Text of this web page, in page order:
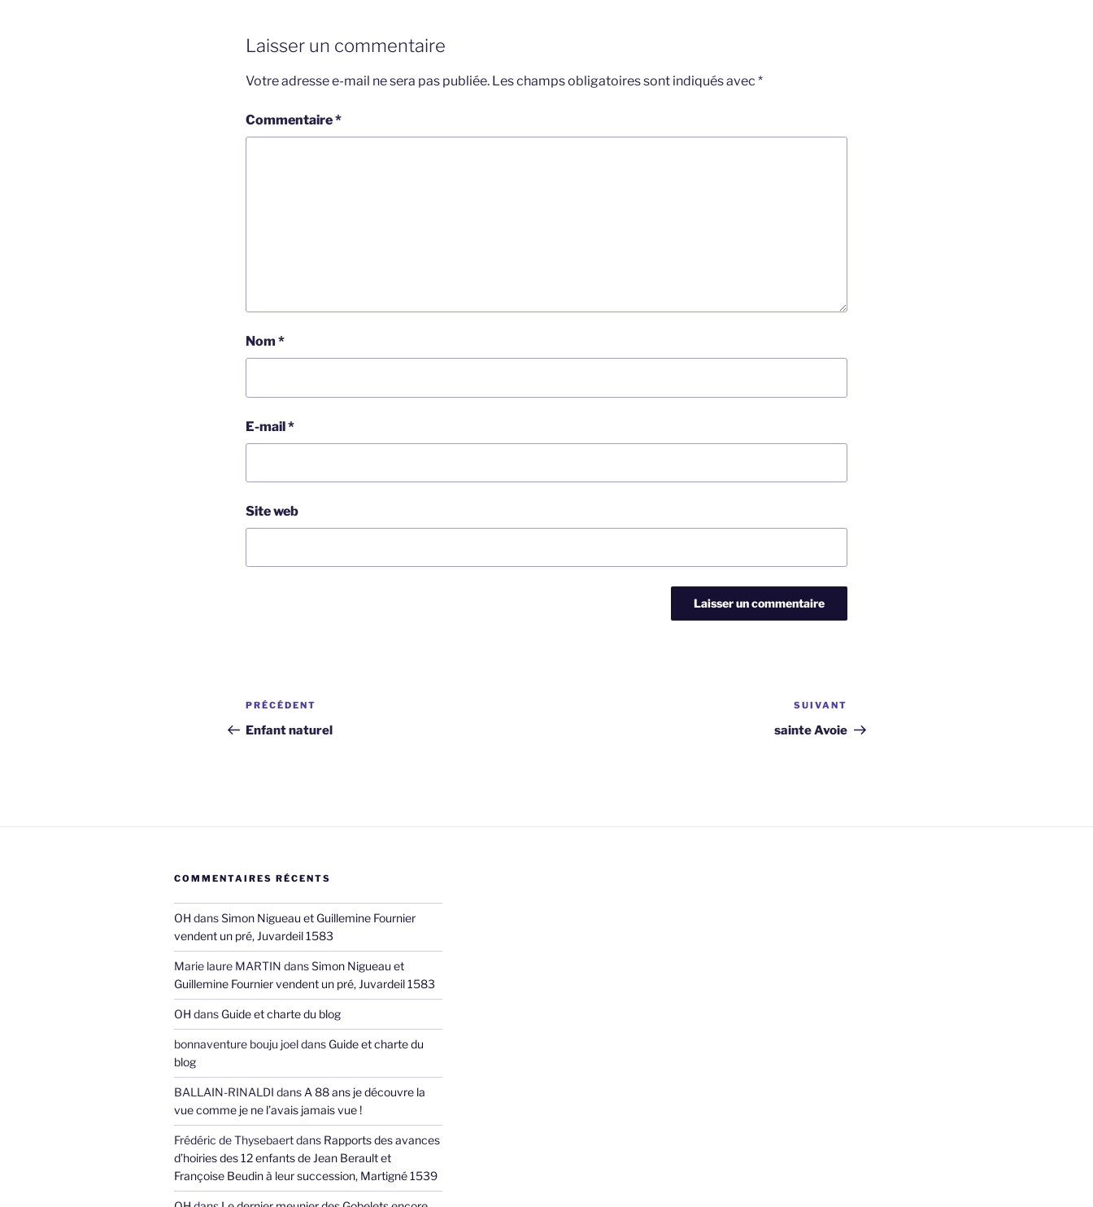
Laisser un commentaire
Votre adresse e-mail ne sera pas publiée. Les champs obligatoires sont indiqués avec *
Commentaire*
Nom *
E-mail*
Site web
Navigation
de
Article
précédent
PRÉCÉDENT
Enfant naturel
suivant
SUIVANT
sainte Avoie
COMMENTAIRES RÉCENTS
OH dansSimon Nigueau et Guillemine Fournier
vendent un pré, Juvardeil 1583
Marie laure MARTIN dansSimon Nigueau et
Guillemine Fournier vendent un pré, Juvardeil 1583
OH dans Guide et charte du blog
bonnaventure bouju joeldans Guide et charte du
blog
BALLAIN-RINALDI dans A 88 ans je découvre la
vue comme je ne l’avais jamais vue !
Frédéric de Thysebaertdans Rapports des avances
d’hoiries des 12 enfants de Jean Berault et
Françoise Beudin à leur succession, Martigné 1539